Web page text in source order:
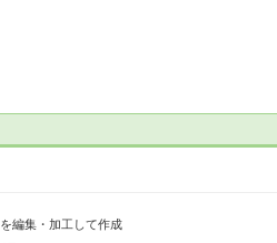
編集・加工して作成